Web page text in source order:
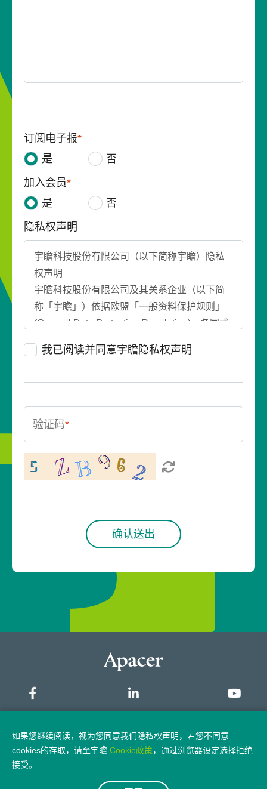
订阅电子报*
是
否
加入会员*
是
否
隐私权声明
宇瞻科技股份有限公司（以下简称宇瞻）隐私
权声明
宇瞻科技股份有限公司及其关系企业（以下简
称「宇瞻」）依据欧盟「一般资料保护规则」
(General Data Protection Regulation)、各国或
声明（以下简称「本声明」）等规定，搜集、
服务或以任何方式提供您的个人资料时，宇瞻
将视为您已了解并同意本声明。除依法律规
定、主管机关、司法单位或为保全法律上的请
求、抗辩或为防止诈骗等其他不法行为所必要
之外，宇瞻不会于本声明以外之范围处理或利
资料的搜集、处理、利用
我们的网页或服务，只有您在使用宇瞻提供之
某些特定服务，如订购、询问、注册会员、订
阅电子报、下载档案或软体、参与讨论或发
或参加宇瞻所举办之活动时，宇瞻可能才会要
求您提供个人资料作为身分确认、统计分析、
活动进行、产品寄送、资讯传递、提供服务、
资料，您将可能失去参与资格或无法获得相关
之服务。此外，宇瞻可能从相关合作厂商或媒
我已阅读并同意宇瞻隐私权声明
验证码*
确认送出
网站地图
如果您继续阅读，视为您同意我们隐私权声明，若您不同意
cookies的存取，请至宇瞻 Cookie政策，通过浏览器设定选择拒绝
接受。